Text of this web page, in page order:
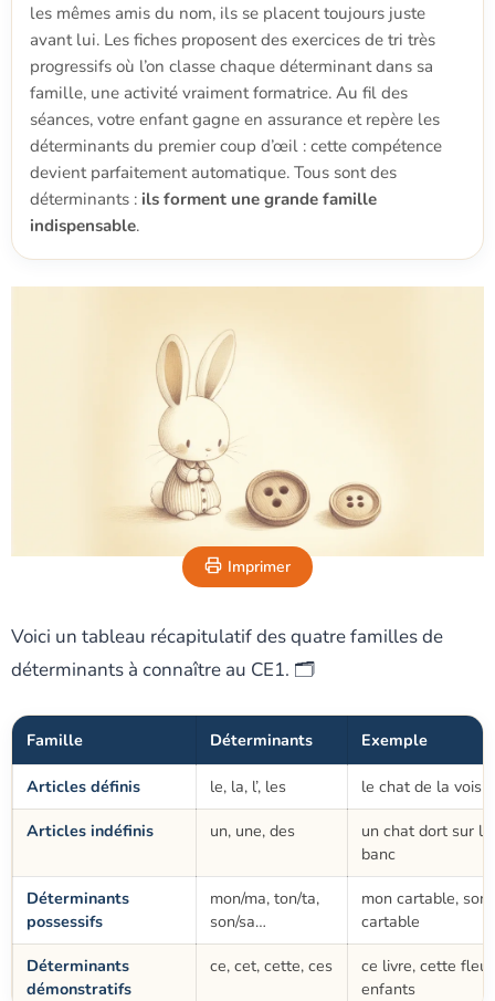
les mêmes amis du nom, ils se placent toujours juste
avant lui. Les fiches proposent des exercices de tri très
progressifs où l’on classe chaque déterminant dans sa
famille, une activité vraiment formatrice. Au fil des
séances, votre enfant gagne en assurance et repère les
déterminants du premier coup d’œil : cette compétence
devient parfaitement automatique. Tous sont des
déterminants : ils forment une grande famille
indispensable.
Imprimer
Voici un tableau récapitulatif des quatre familles de
déterminants à connaître au CE1. 🗂️
Famille Déterminants Exemple
Articles définis le, la, l’, les
le chat de la
Articles indéfinis
un, une, des
un chat dort sur le
banc
Déterminants
possessifs
mon/ma, ton/ta,
son/sa…
mon cartable, son
cartable
Déterminants
démonstratifs
ce, cet, cette, ces
ce livre, cette
enfants